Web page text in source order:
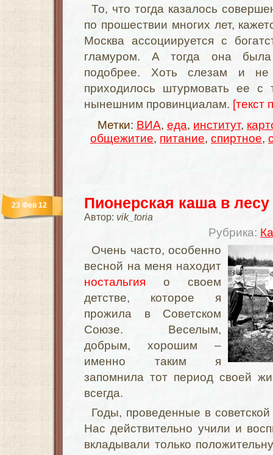
То, что тогда казалось
по прошествии многих лет,
Москва ассоциируется с
гламуром. А тогда она
подобрее. Хоть слезам и
приходилось штурмовать ее с
нынешним провинциалам. [текст
Метки: ВИА, еда, институт,
общежитие, питание, спиртное,
Пионерская каша в лесу
Автор: vik_toria
Рубрика:
23 Фев 12
Очень часто, особенно
весной на меня находит
ностальгия о своем
детстве, которое я
прожила в Советском
Союзе. Веселым,
добрым, хорошим –
именно таким я
запомнила тот период своей
всегда.
Годы, проведенные в
Нас действительно учили и
вкладывали только